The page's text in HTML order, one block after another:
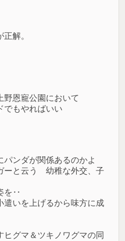
解。
野恩寵公園において
でもやればいい
パンダが関係あるのかよ
ーと云う 幼稚な外交、子
を‥
遣いを上げるから味方に成
グマ＆ツキノワグマの同